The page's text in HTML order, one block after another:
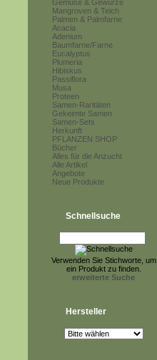
Gemüse & Gewürze
Mangroven & Teich
Palmen & Palmfarne
Acacia
Adenium
Baumfarne/Farne
Eucalyptus
Plumeria
Hibiskus
Passiflora
Musa
Proteen
Samen-Raritäten
Gekeimte Samen
Samen-Sets
Herkunft
PFLANZEN SHOP
Bücher
Alles für die Anzucht
Alle Artikel
Angebote
Neue Produkte
Schnellsuche
Verwenden Sie Stichworte, um
ein Produkt zu finden.
erweiterte Suche
Hersteller